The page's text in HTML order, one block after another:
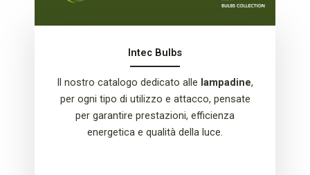
Intec Bulbs
Il nostro catalogo dedicato alle lampadine,
per ogni tipo di utilizzo e attacco, pensate
per garantire prestazioni, efficienza
energetica e qualità della luce.